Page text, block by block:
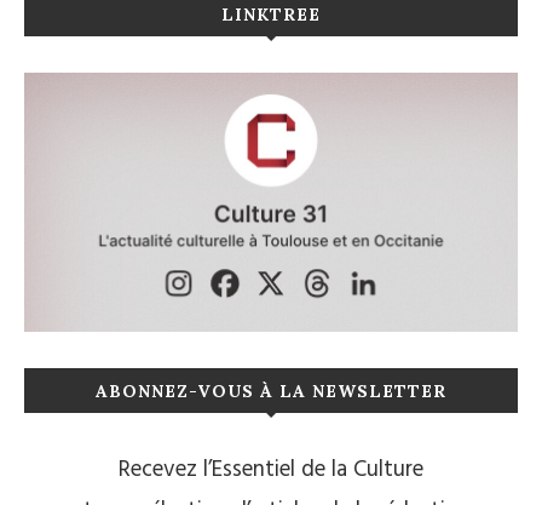
LINKTREE
ABONNEZ-VOUS À LA NEWSLETTER
Recevez l’Essentiel de la Culture